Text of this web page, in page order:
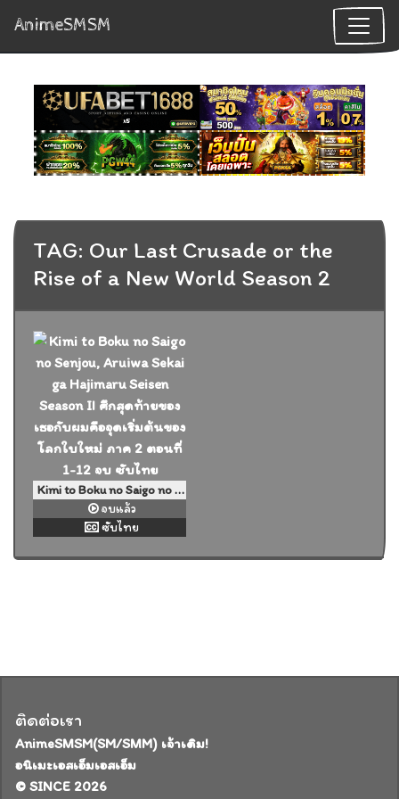
AnimeSMSM
TAG: Our Last Crusade or the
Rise of a New World Season 2
Kimi to Boku no Saigo no Senjou, Aruiwa Sekai ga Hajimaru Seisen Season II ศึกสุดท้ายของเธอกับผมคือจุดเริ่มต้นของโลกใบใหม่ ภาค 2 ตอนที่ 1-12 จบ ซับไทย
จบแล้ว
ซับไทย
ติดต่อเรา
AnimeSMSM(SM/SMM) เจ้าเดิม!
อนิเมะเอสเอ็มเอสเอ็ม
© SINCE 2026